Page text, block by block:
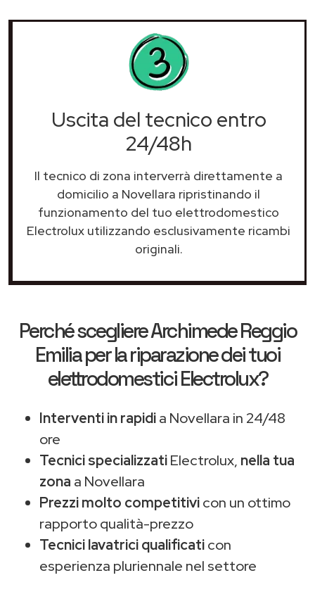
Uscita del tecnico entro
24/48h
Il tecnico di zona interverrà direttamente a
domicilio a Novellara ripristinando il
funzionamento del tuo elettrodomestico
Electrolux utilizzando esclusivamente ricambi
originali.
Perché scegliereArchimede Reggio
Emiliaper la riparazione dei tuoi
elettrodomestici Electrolux?
Interventi in rapidia Novellara in 24/48
ore
Tecnici specializzatiElectrolux, nella tua
zona a Novellara
Prezzi molto competitivicon un ottimo
rapporto qualità-prezzo
Tecnici lavatrici qualificaticon
esperienza pluriennale nel settore